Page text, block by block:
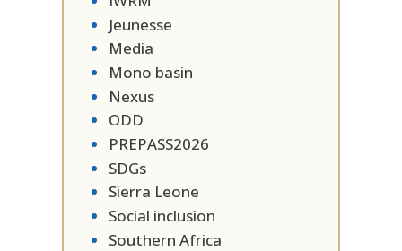
Jeunesse
Media
Mono basin
Nexus
ODD
PREPASS2026
SDGs
Sierra Leone
Social inclusion
Southern Africa